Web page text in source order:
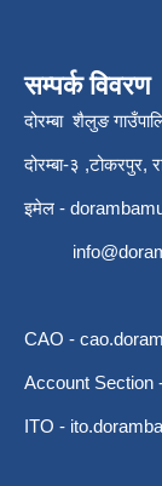
सम्पर्क विवरण
दोरम्बा शैलुङ
दोरम्बा-३ ,टोकरपुर,
इमेल -
CAO -
Account Section
ITO -